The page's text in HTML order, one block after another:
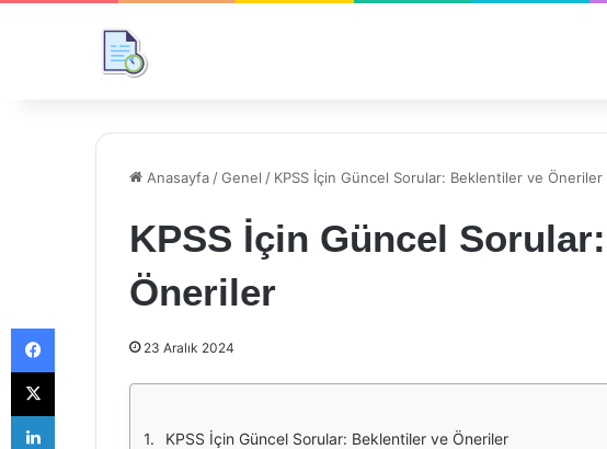
Anasayfa /Genel / KPSS İçin Güncel Sorular: Beklentiler ve Öneriler
KPSS İçin Güncel
Öneriler
23 Aralık 2024
KPSS İçin Güncel Sorular: Beklentiler ve Öneriler
Facebook
X
LinkedIn